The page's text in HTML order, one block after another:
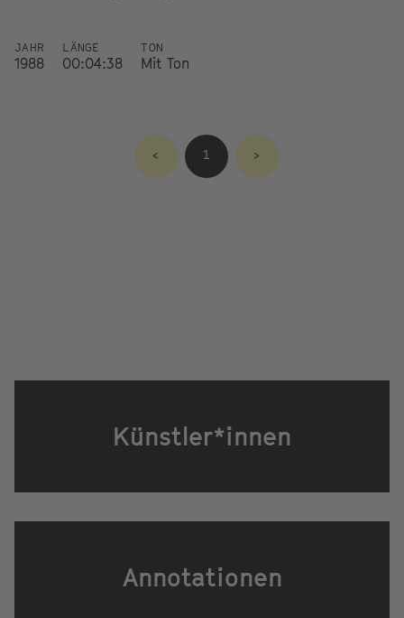
JAHR
1988
LÄNGE
00:04:38
TON
Mit Ton
< 1 >
Künstler*innen
Annotationen